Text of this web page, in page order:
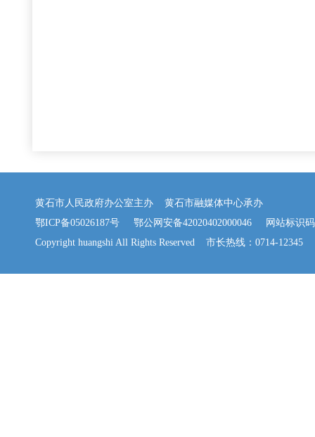
黄石市人民政府办公室主办 黄石市融媒体中心承办
鄂ICP备05026187号
鄂公网安备42020402000046 网站标识码
Copyright huangshi All Rights Reserved 市长热线：0714-12345